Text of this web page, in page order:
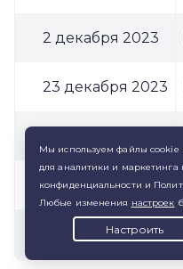
2 декабря 2023
23 декабря 2023
30 марта 2024
27 апреля 2024